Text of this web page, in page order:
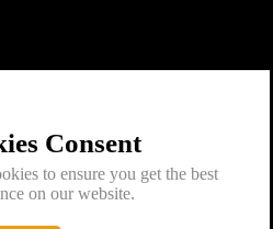
Consent
to ensure you get the best
on our website.